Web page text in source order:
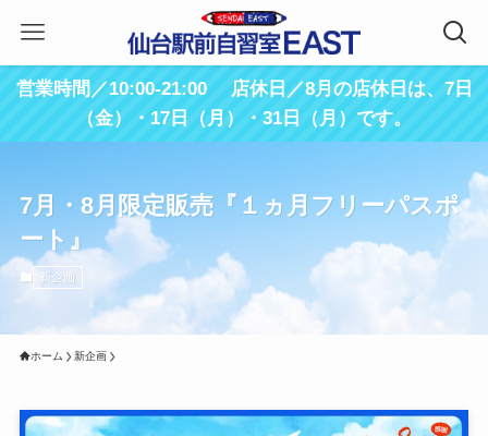
営業時間／10:00-21:00 店休日／8月の店休日は、7日
（金）・17日（月）・31日（月）です。
7月・8月限定販売『１ヵ月フリーパスポ
ート』
新企画
ホーム 新企画